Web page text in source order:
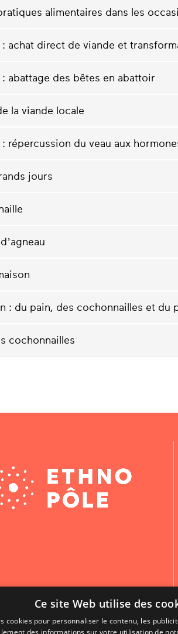
alimentaires dans les
achat direct de viande et
abattage des bêtes en abattoir
la viande locale
répercussion du veau aux
jours
: du pain, des cochonnailles et du
cochonnailles
Ce site Web utilise des
cookies pour personnaliser le contenu, les
des informations sur votre utilisation de